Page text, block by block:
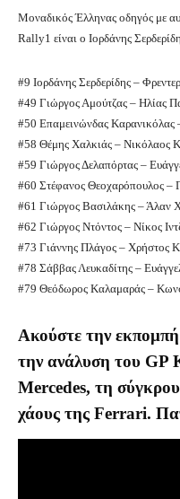
Μοναδικός Έλληνας οδηγός με
Rally1 είναι ο Ιορδάνης
#9 Ιορδάνης Σερδερίδης –
#49 Γιώργος Αμούτζας – Ηλίας
#50 Επαμεινώνδας
#58 Θέμης Χαλκιάς –
#59 Γιώργος Δελαπόρτας –
#60 Στέφανος Θεοχαρόπουλος –
#61 Γιώργος Βασιλάκης – Άλαν
#62 Γιώργος Ντόντος – Νίκος
#73 Γιάννης Πλάγος – Χρήστος
#78 Σάββας Λευκαδίτης –
#79 Θεόδωρος Καλαμαράς –
Ακούστε την
την ανάλυση του GP
Mercedes, τη
χάους της Ferrari.